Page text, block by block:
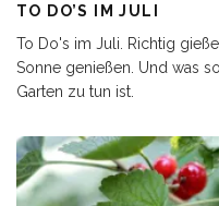
TO DO’S IM JULI
To Do's im Juli. Richtig
Sonne genießen. Und was
Garten zu tun ist.